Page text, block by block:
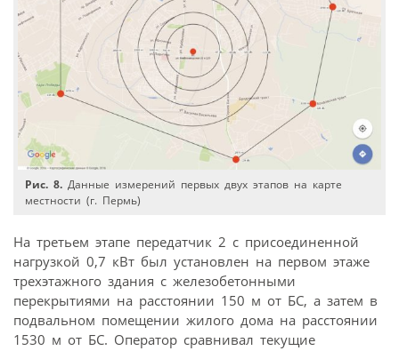
Рис. 8. Данные измерений первых двух этапов на карте
местности (г. Пермь)
На третьем этапе передатчик 2 с присоединенной
нагрузкой 0,7 кВт был установлен на первом этаже
трехэтажного здания с железобетонными
перекрытиями на расстоянии 150 м от БС, а затем в
подвальном помещении жилого дома на расстоянии
1530 м от БС. Оператор сравнивал текущие